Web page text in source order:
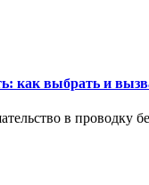
как выбрать и
в проводку